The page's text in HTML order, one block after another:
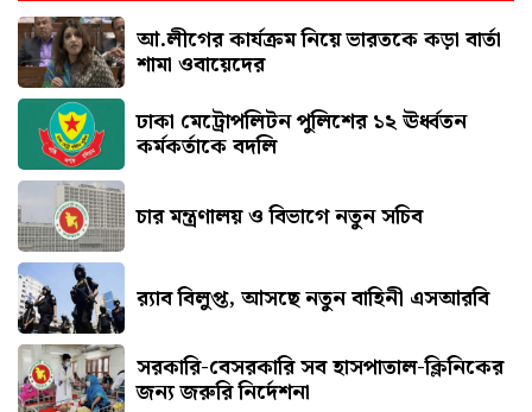
আ.লীগের কার্যক্রম নিয়ে ভারতকে কড়া বার্তা
শামা ওবায়েদের
ঢাকা মেট্রোপলিটন পুলিশের ১২ ঊর্ধ্বতন
কর্মকর্তাকে বদলি
চার মন্ত্রণালয় ও বিভাগে নতুন সচিব
র‍্যাব বিলুপ্ত, আসছে নতুন বাহিনী এসআরবি
সরকারি-বেসরকারি সব হাসপাতাল-ক্লিনিকের
জন্য জরুরি নির্দেশনা